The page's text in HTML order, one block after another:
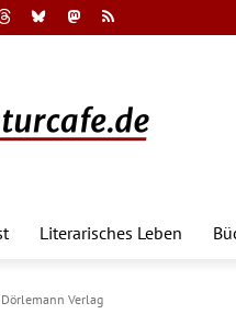
Literarisches Leben
Dörlemann Verlag